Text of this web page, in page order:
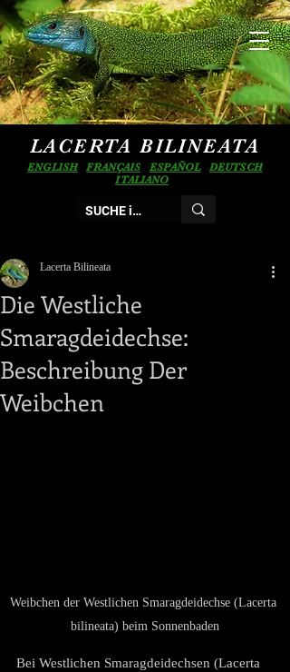
LACERTA BILINEATA
ENGLISH FRANÇAIS ESPAÑOL
DEUTSCH
ITALIANO
Die Westliche
Smaragdeidechse:
Beschreibung Der
Weibchen
Lacerta Bilineata
Weibchen der Westlichen Smaragdeidechse (Lacerta
bilineata) beim Sonnenbaden
Bei Westlichen Smaragdeidechsen (Lacerta